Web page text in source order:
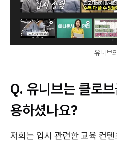
유니브
Q. 유니브는 클로
용하셨나요?
저희는 입시 관련한 교육 컨